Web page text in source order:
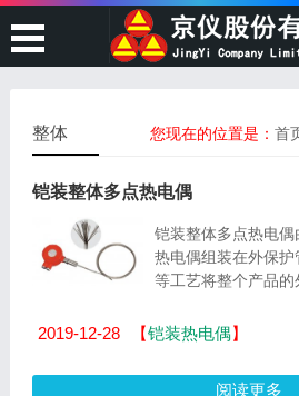
您现在的位置是：首
整体
铠装整体多点热电偶
铠装整体多点热电
热电偶组装在外保
等工艺将整个产品的
为ф...
2019-12-28 【铠装热电偶】
阅读更多